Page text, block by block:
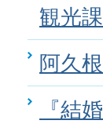
観光
阿久
『結